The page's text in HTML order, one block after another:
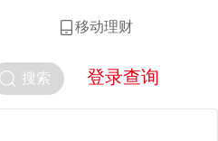
移动理财
搜索 登录查询